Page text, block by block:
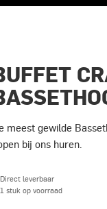
meest gewilde
bij ons huren.
Direct leverbaar
1 stuk op voorraad